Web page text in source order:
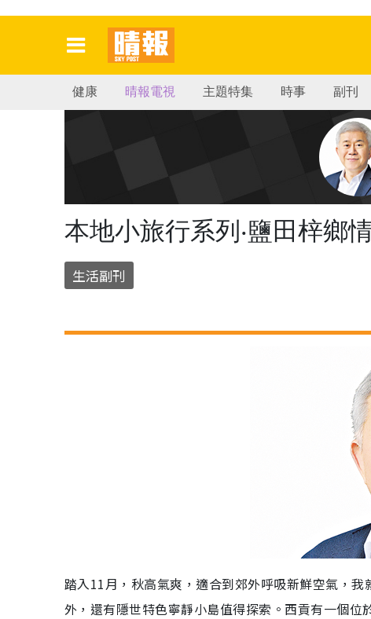
健康 晴報電視 主題特集 時事 副刊
本地小旅行系列‧鹽田梓鄉
生活副刊
踏入11月，秋高氣爽，適合到郊外呼吸新鮮空氣，
外，還有隱世特色寧靜小島值得探索。西貢有一個位